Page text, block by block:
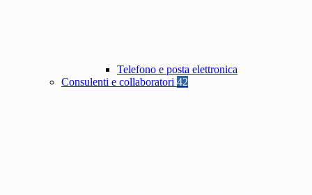
Telefono e posta elettronica
Consulenti e collaboratori 42